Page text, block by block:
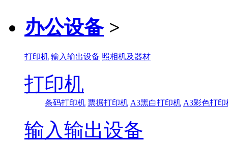
办公设备 >
打印机 输入输出设备 照相机及器材
打印机
条码打印机 票据打印机 A3黑白打印机 A3彩色打印
输入输出设备